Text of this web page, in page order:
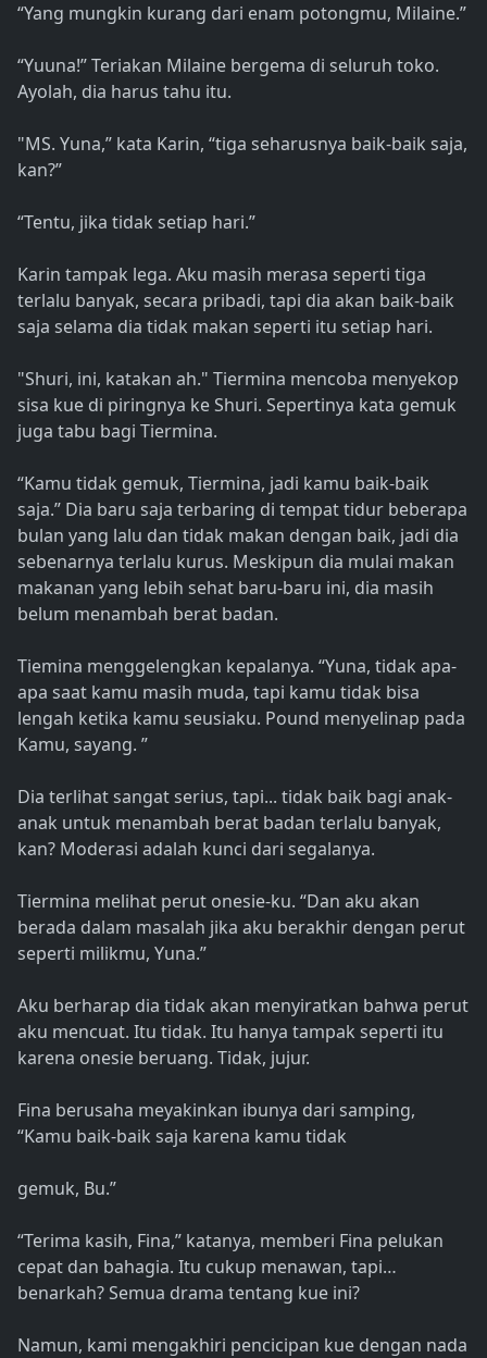
“Yang mungkin kurang dari enam potongmu, Milaine.”
“Yuuna!” Teriakan Milaine bergema di seluruh toko.
Ayolah, dia harus tahu itu.
"MS. Yuna,” kata Karin, “tiga seharusnya baik-baik saja,
kan?”
“Tentu, jika tidak setiap hari.”
Karin tampak lega. Aku masih merasa seperti tiga
terlalu banyak, secara pribadi, tapi dia akan baik-baik
saja selama dia tidak makan seperti itu setiap hari.
"Shuri, ini, katakan ah." Tiermina mencoba menyekop
sisa kue di piringnya ke Shuri. Sepertinya kata gemuk
juga tabu bagi Tiermina.
“Kamu tidak gemuk, Tiermina, jadi kamu baik-baik
saja.” Dia baru saja terbaring di tempat tidur beberapa
bulan yang lalu dan tidak makan dengan baik, jadi dia
sebenarnya terlalu kurus. Meskipun dia mulai makan
makanan yang lebih sehat baru-baru ini, dia masih
belum menambah berat badan.
Tiemina menggelengkan kepalanya. “Yuna, tidak apa-
apa saat kamu masih muda, tapi kamu tidak bisa
lengah ketika kamu seusiaku. Pound menyelinap pada
Kamu, sayang. ”
Dia terlihat sangat serius, tapi... tidak baik bagi anak-
anak untuk menambah berat badan terlalu banyak,
kan? Moderasi adalah kunci dari segalanya.
Tiermina melihat perut onesie-ku. “Dan aku akan
berada dalam masalah jika aku berakhir dengan perut
seperti milikmu, Yuna.”
Aku berharap dia tidak akan menyiratkan bahwa perut
aku mencuat. Itu tidak. Itu hanya tampak seperti itu
karena onesie beruang. Tidak, jujur.
Fina berusaha meyakinkan ibunya dari samping,
“Kamu baik-baik saja karena kamu tidak
gemuk, Bu.”
“Terima kasih, Fina,” katanya, memberi Fina pelukan
cepat dan bahagia. Itu cukup menawan, tapi…
benarkah? Semua drama tentang kue ini?
Namun, kami mengakhiri pencicipan kue dengan nada